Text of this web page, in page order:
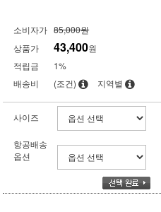
소비자가 85,000원
상품가
43,400원
적립금
1%
배송비
(조건) 지역별
사이즈
항공배송
옵션